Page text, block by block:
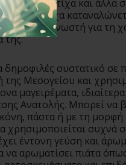
από μαστίχα και άλλα
Η μαστίχα
και είναι γνωστή για τη
της.
δημοφιλές συστατικό σε
της Μεσογείου και
μαγειρέματα,
Ανατολής. Μπορεί να
πάστα ή με τη
συχνά
έντονη γεύση και
να αρωματίσει πιάτα